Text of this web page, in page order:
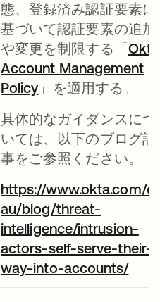
態、登録済み認証要素に
基づいて認証要素の追加
や変更を制限する「Okta
Account Management
Policy」を適用する。
具体的なガイダンスにつ
いては、以下のブログ記
事をご参照ください。
https://www.okta.com/
au/blog/threat-
intelligence/intrusion-
actors-self-serve-their-
way-into-accounts/